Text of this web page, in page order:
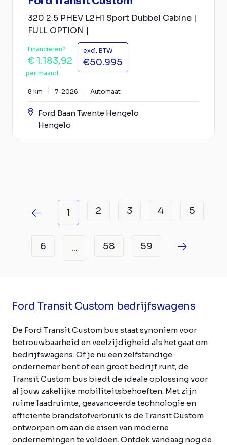
320 2.5 PHEV L2H1 Sport Dubbel Cabine |
FULL OPTION |
Financieren?
€ 1.183,92
per maand
excl. BTW
€50.995
8 km 7-2026 Automaat
Ford Baan Twente Hengelo
Hengelo
1 2 3 4 5
6 ... 58 59
Ford Transit Custom bedrijfswagens
De Ford Transit Custom bus staat synoniem voor
betrouwbaarheid en veelzijdigheid als het gaat om
bedrijfswagens. Of je nu een zelfstandige
ondernemer bent of een groot bedrijf runt, de
Transit Custom bus biedt de ideale oplossing voor
al jouw zakelijke mobiliteitsbehoeften. Met zijn
ruime laadruimte, geavanceerde technologie en
efficiënte brandstofverbruik is de Transit Custom
ontworpen om aan de eisen van moderne
ondernemingen te voldoen. Ontdek vandaag nog de